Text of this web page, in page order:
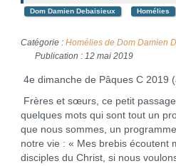
Dom Damien Debaisieux Homélies
Catégorie : Homélies de Dom Damien
Publication : 12 mai 2019
4e dimanche de Pâques C 2019
Frères et sœurs, ce petit
quelques mots qui sont tout un
que nous sommes, un
notre vie : « Mes brebis écoutent
disciples du Christ, si nous